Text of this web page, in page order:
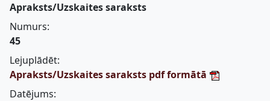
Apraksts/Uzskaites saraksts
Numurs:
45
Lejuplādēt:
Apraksts/Uzskaites saraksts pdf formātā
Datējums: